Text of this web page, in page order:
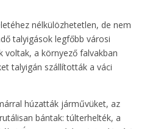
nélkülözhetetlen, de nem
talyigások legfőbb városi
voltak, a környező falvakban
talyigán szállították a váci
húzatták járművüket, az
bántak: túlterhelték, a